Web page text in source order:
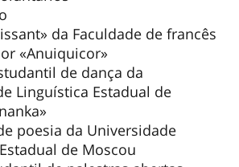
da Faculdade de francês
«Anuiquicor»
de dança da
Linguística Estadual de
poesia da Universidade
de Moscou